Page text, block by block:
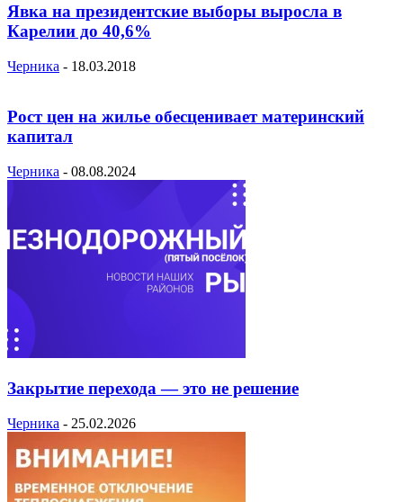
Явка на президентские выборы выросла в
Карелии до 40,6%
Черника - 18.03.2018
Рост цен на жилье обесценивает материнский
капитал
Черника - 08.08.2024
Закрытие перехода — это не решение
Черника - 25.02.2026